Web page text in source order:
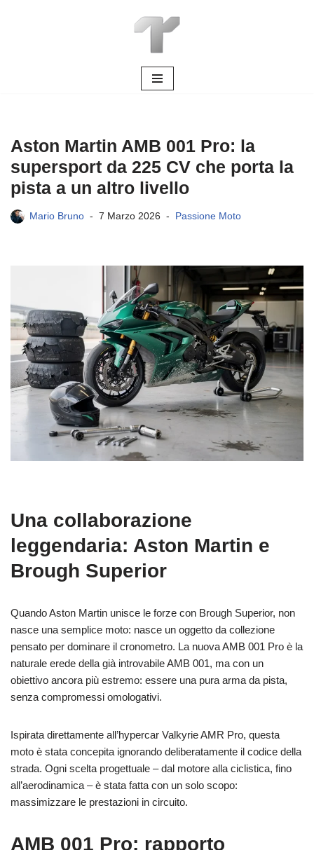
Aston Martin AMB 001 Pro: la
supersport da 225 CV che porta la
pista a un altro livello
Mario Bruno 7 Marzo 2026 Passione Moto
Una collaborazione
leggendaria: Aston Martin e
Brough Superior
Quando Aston Martin unisce le forze con Brough Superior, non
nasce una semplice moto: nasce un oggetto da collezione
pensato per dominare il cronometro. La nuova AMB 001 Pro è la
naturale erede della già introvabile AMB 001, ma con un
obiettivo ancora più estremo: essere una pura arma da pista,
senza compromessi omologativi.
Ispirata direttamente all’hypercar Valkyrie AMR Pro, questa
moto è stata concepita ignorando deliberatamente il codice della
strada. Ogni scelta progettuale – dal motore alla ciclistica, fino
all’aerodinamica – è stata fatta con un solo scopo:
massimizzare le prestazioni in circuito.
AMB 001 Pro: rapporto